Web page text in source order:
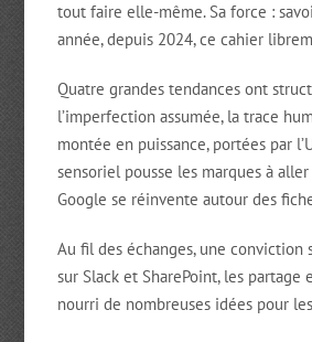
tout faire elle-même. Sa force :
année, depuis 2024, ce cahier
Quatre grandes tendances ont
l’imperfection assumée, la trace
montée en puissance, portées par
sensoriel pousse les marques à
Google se réinvente autour des
Au fil des échanges, une conviction
sur Slack et SharePoint, les
nourri de nombreuses idées pour